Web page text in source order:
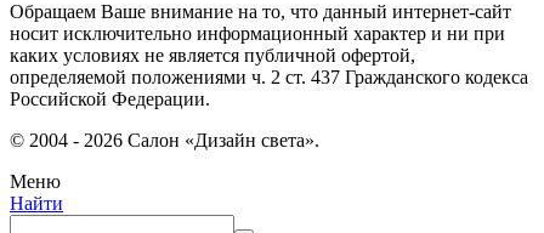
Обращаем Ваше внимание на то, что данный интернет-сайт
носит исключительно информационный характер и ни при
каких условиях не является публичной офертой,
определяемой положениями ч. 2 ст. 437 Гражданского кодекса
Российской Федерации.
© 2004 - 2026 Салон «Дизайн света».
Меню
Найти